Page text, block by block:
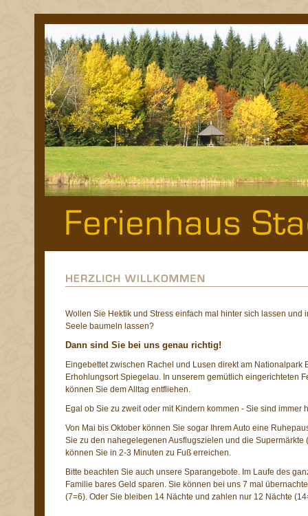
Wollen Sie Hektik und Stress einfach mal hinter sich lassen und
Seele baumeln lassen?
Dann sind Sie bei uns genau richtig!
Eingebettet zwischen Rachel und Lusen direkt am Nationalpark
Erhohlungsort Spiegelau. In unserem gemütlich eingerichteten
können Sie dem Alltag entfliehen.
Egal ob Sie zu zweit oder mit Kindern kommen - Sie sind immer
Von Mai bis Oktober können Sie sogar Ihrem Auto eine
Sie zu den nahegelegenen Ausflugszielen und die Supermärkte
können Sie in 2-3 Minuten zu Fuß erreichen.
Bitte beachten Sie auch unsere Sparangebote. Im Laufe des
Familie bares Geld sparen. Sie können bei uns 7 mal
(7=6). Oder Sie bleiben 14 Nächte und zahlen nur 12 Nächte